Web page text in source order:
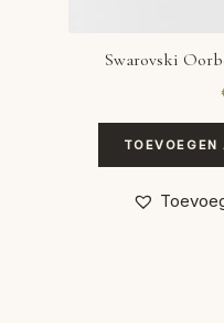
Swarovski
TOEVOEGEN